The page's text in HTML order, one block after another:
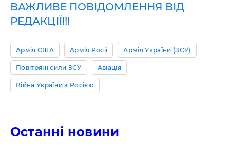
ВАЖЛИВЕ ПОВІДОМЛЕННЯ ВІД
РЕДАКЦІЇ!!!
Армія США Армія Росії Армія України (ЗСУ)
Повітряні сили ЗСУ Авіація
Війна України з Росією
Останні новини